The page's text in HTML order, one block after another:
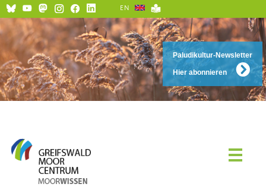
Paludikultur-Newsletter
Hier abonnieren
EN